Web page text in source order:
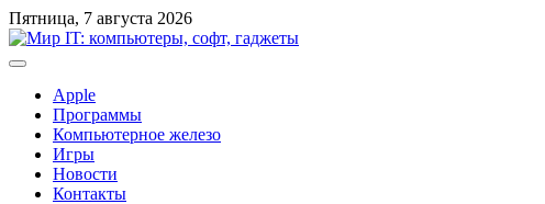
Перейти
к
содержимому
Пятница, 7 августа 2026
Apple
Программы
Компьютерное железо
Игры
Новости
Контакты